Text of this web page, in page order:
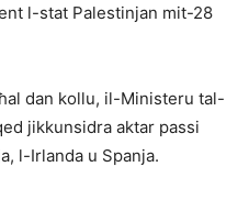
l-stat Palestinjan mit-28
dan kollu, il-Ministeru tal-
jikkunsidra aktar passi
l-Irlanda u Spanja.